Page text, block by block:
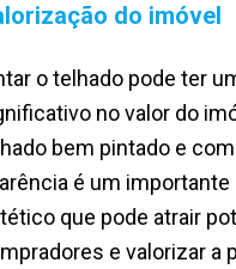
do imóvel
o telhado pode ter
no valor do
bem pintado e
é um
que pode atrair
e valorizar a